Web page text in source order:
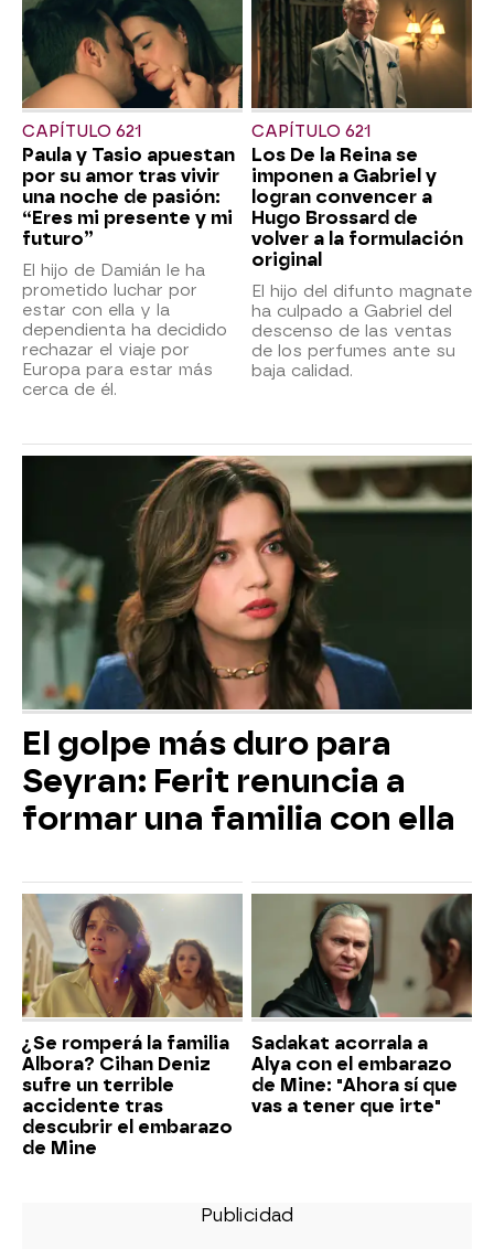
CAPÍTULO 621
Paula y Tasio apuestan
por su amor tras vivir
una noche de pasión:
“Eres mi presente y mi
futuro”
El hijo de Damián le ha
prometido luchar por
estar con ella y la
dependienta ha decidido
rechazar el viaje por
Europa para estar más
cerca de él.
CAPÍTULO 621
Los De la Reina se
imponen a Gabriel y
logran convencer a
Hugo Brossard de
volver a la formulación
original
El hijo del difunto magnate
ha culpado a Gabriel del
descenso de las ventas
de los perfumes ante su
baja calidad.
El golpe más duro para
Seyran: Ferit renuncia a
formar una familia con ella
¿Se romperá la familia
Albora? Cihan Deniz
sufre un terrible
accidente tras
descubrir el embarazo
de Mine
Sadakat acorrala a
Alya con el embarazo
de Mine: "Ahora sí que
vas a tener que irte"